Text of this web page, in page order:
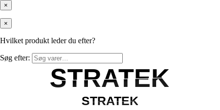
×
×
Hvilket produkt leder du efter?
Søg efter:
STRATEK
STRATEK
STRATEK
STRATEK